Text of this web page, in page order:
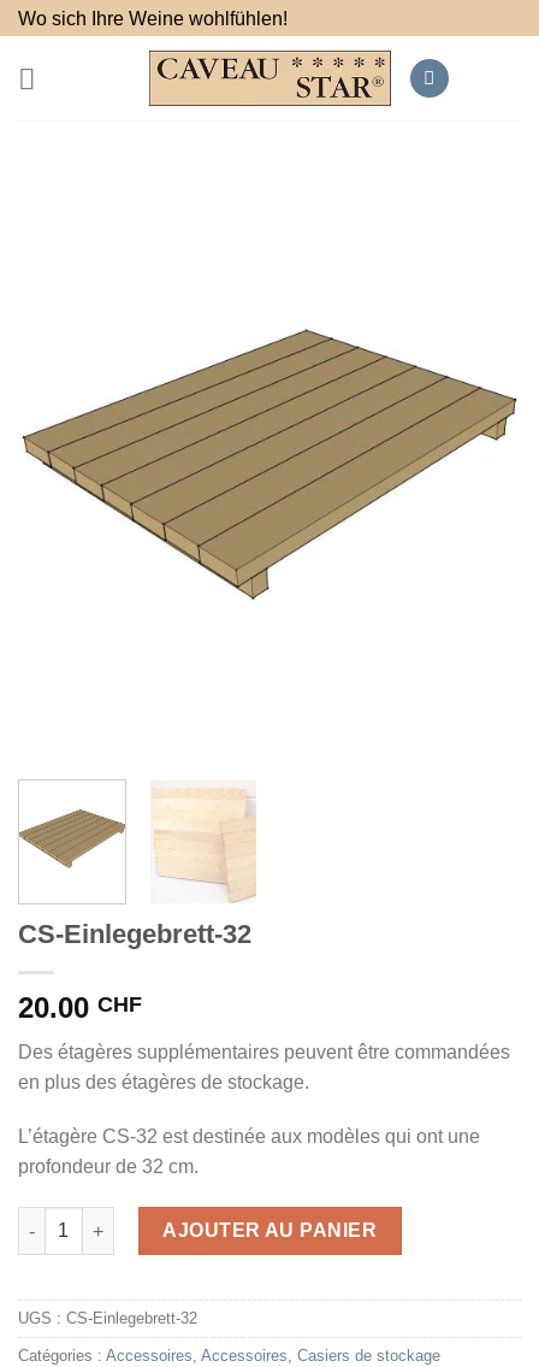
Passer
contenu
Wo sich Ihre Weine wohlfühlen!
CS-Einlegebrett-32
20.00 CHF
Des étagères supplémentaires peuvent être commandées
en plus des étagères de stockage.
L’étagère CS-32 est destinée aux modèles qui ont une
profondeur de 32 cm.
quantité de CS-Einlegebrett-32
AJOUTER AU PANIER
UGS : CS-Einlegebrett-32
Catégories : Accessoires, Accessoires, Casiers de stockage